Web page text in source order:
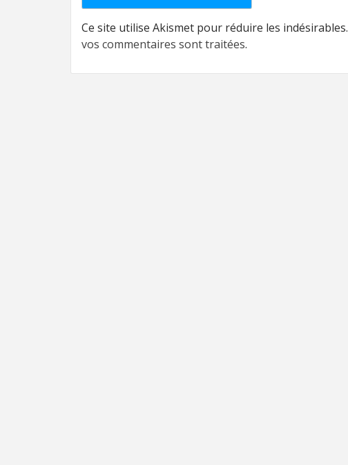
Ce site utilise Akismet pour réduire les indésirables.
vos commentaires sont traitées.